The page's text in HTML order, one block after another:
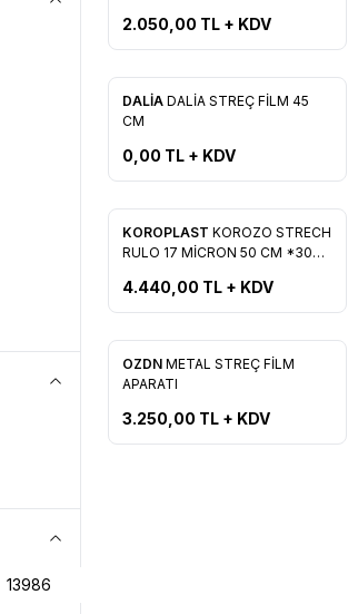
2.050,00 TL + KDV
Yeni
Favorilere Ekle
Tükendi
DALİA DALİA STREÇ FİLM 45
CM
0,00 TL + KDV
Favorilere Ekle
KOROPLAST KOROZO STRECH
RULO 17 MİCRON 50 CM *300
4.440,00 TL + KDV
Yeni
Favorilere Ekle
OZDN METAL STREÇ FİLM
APARATI
3.250,00 TL + KDV